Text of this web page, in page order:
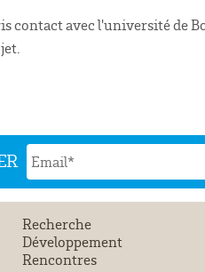
avec l'université de
Recherche
Développement
Rencontres